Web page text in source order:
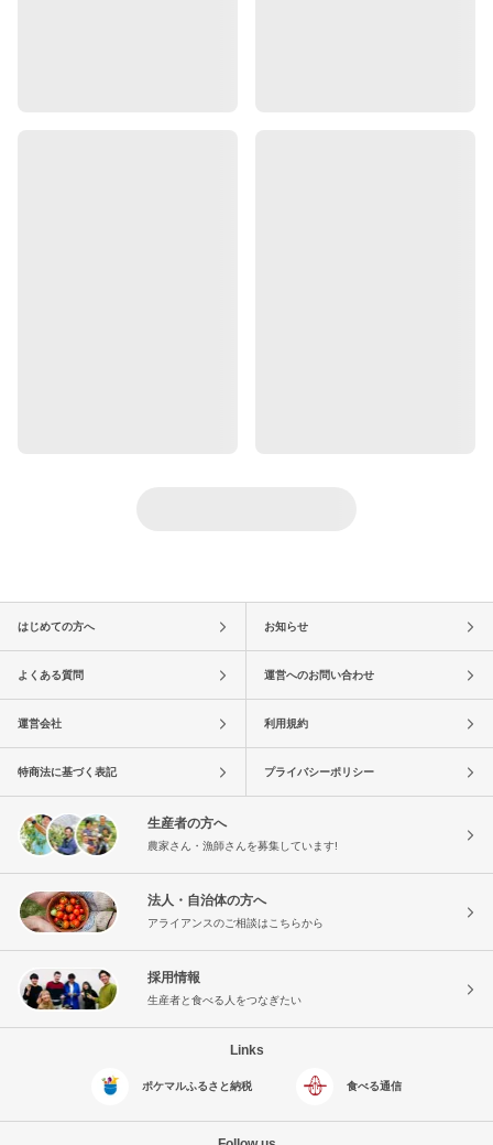
はじめての方へ お知らせ
よくある質問 運営へのお問い合わせ
運営会社 利用規約
特商法に基づく表記 プライバシーポリシー
生産者の方へ
農家さん・漁師さんを募集しています!
法人・自治体の方へ
アライアンスのご相談はこちらから
採用情報
生産者と食べる人をつなぎたい
Links
ポケマルふるさと納税 食べる通信